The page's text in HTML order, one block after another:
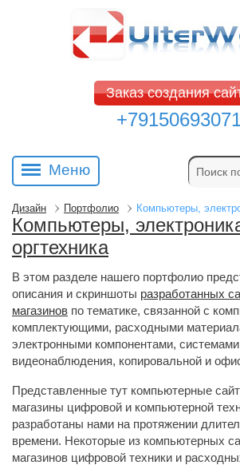
Заказ создания
Меню
Дизайн Портфолио Компьютеры,
Компьютеры,
оргтехника
В этом разделе нашего портфолио
описания и скриншоты разработанных
магазинов по тематике, связанной с
комплектующими, расходными
электронными компонентами, системами
видеонаблюдения, копировальной и
Представленные тут компьютерные
магазины цифровой и компьютерной
разработаны нами на протяжении
времени. Некоторые из компьютерных
магазинов цифровой техники и